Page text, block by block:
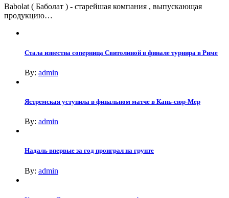
Babolat ( Баболат ) - старейшая компания , выпускающая
продукцию…
Стала известна соперница Свитолиной в финале турнира в Риме
By: admin
Ястремская уступила в финальном матче в Кань-сюр-Мер
By: admin
Надаль впервые за год проиграл на грунте
By: admin